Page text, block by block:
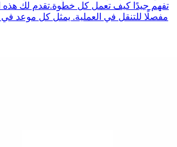
تفهم جيدًا كيف تعمل كل خطوة.تقدم لك هذه
مفصلًا للتنقل في العملية. يمثل كل موعد في